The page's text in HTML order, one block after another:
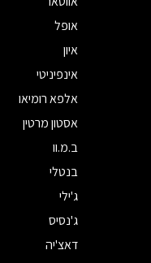
אופל
איון
אינפיניטי
אלפא רומיאו
אסטון מרטין
ב.מ.וו
בנטלי
ג'ילי
ג'נסיס
דאצ'יה